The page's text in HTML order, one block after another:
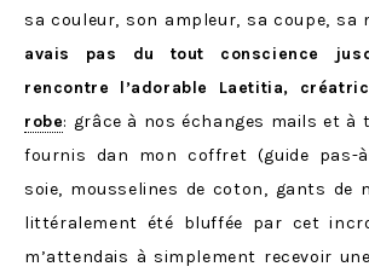
sa couleur, son ampleur, sa coupe, sa
avais pas du tout conscience
rencontre l’adorable Laetitia,
robe: grâce à nos échanges mails et à
fournis dan mon coffret (guide pas-
soie, mousselines de coton, gants de
littéralement été bluffée par cet
m’attendais à simplement recevoir